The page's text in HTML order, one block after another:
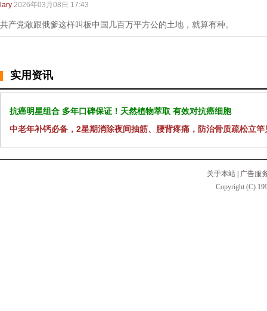
lary 2026年03月08日 17:43
共产党敢跟俄爹这样叫板中国几百万平方公的土地，就算有种。
实用资讯
抗癌明星组合 多年口碑保证！天然植物萃取 有效对抗癌细胞
中老年补钙必备，2星期消除夜间抽筋、腰背疼痛，防治骨质疏松立竿
关于本站
广告服
Copyright (C)